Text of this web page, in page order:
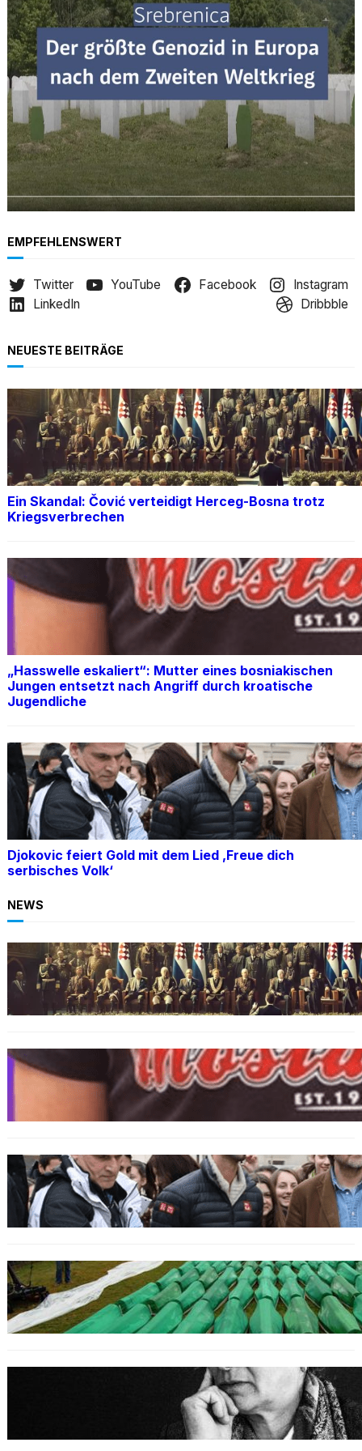
h
EMPFEHLENSWERT
Twitter YouTube Facebook
Instagram
LinkedIn
Dribbble
NEUESTE BEITRÄGE
Ein Skandal: Čović verteidigt Herceg-Bosna trotz
Kriegsverbrechen
„Hasswelle eskaliert“: Mutter eines bosniakischen
Jungen entsetzt nach Angriff durch kroatische
Jugendliche
Djokovic feiert Gold mit dem Lied ‚Freue dich
serbisches Volk‘
NEWS
BOSNIEN
Ein Skandal: Čović verteidigt Herceg-Bosna
trotz Kriegsverbrechen
BOSNIEN
„Hasswelle eskaliert“: Mutter eines
bosniakischen Jungen entsetzt nach Angriff
durch kroatische Jugendliche
SPORT
Djokovic feiert Gold mit dem Lied ‚Freue dich
serbisches Volk‘
GENOZID
Izraelischer Botschafter in Serbien leugnet
Völkermord in Srebrenica
Erinnerung an Hatidža Mehmedović: Eine
Stimme des Gewissens im Angesicht von Hass
und Ungerechtigkeit